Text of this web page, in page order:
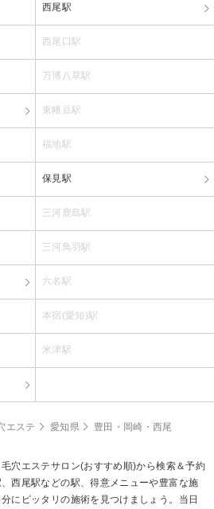
西尾駅
西尾口駅
万博八草駅
東幡豆駅
福地駅
保見駅
三河鹿島駅
三河鳥羽駅
六名駅
本宿(愛知)駅
米津駅
エステ 愛知県 豊田・岡崎・西尾
穴エステサロン(おすすめ順)から検索＆予約
西尾駅などの駅、得意メニューや豊富な施
にピッタリの施術を見つけましょう。当日